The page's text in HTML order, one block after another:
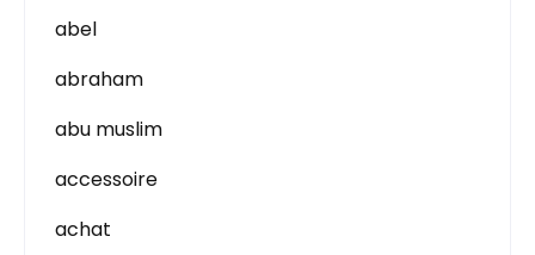
abel
abraham
abu muslim
accessoire
achat